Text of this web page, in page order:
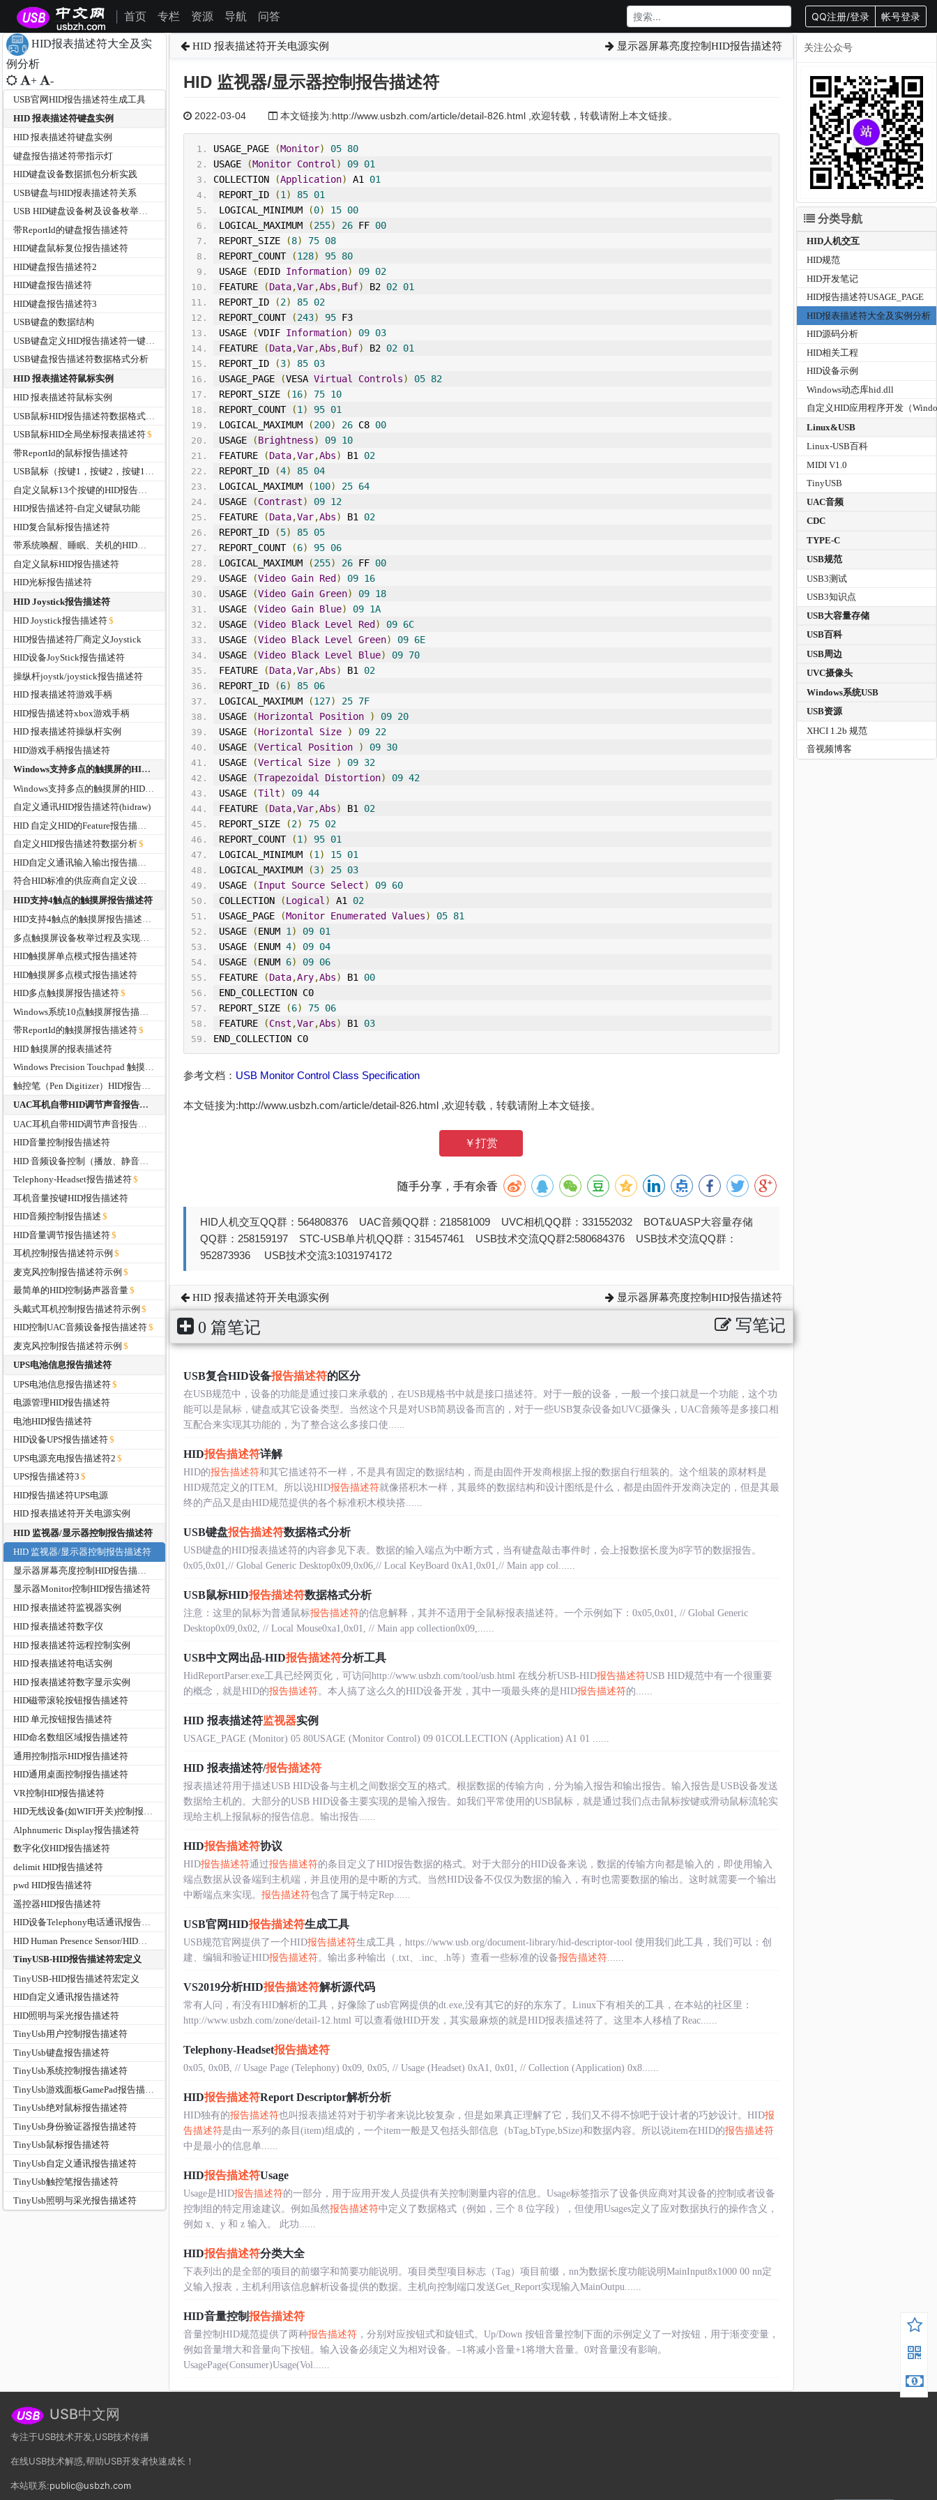
首页 专栏 资源 导航 问答 QQ注册/登录 帐号登录
HID报表描述符大全及实
例分析
+ -
USB官网HID报告描述符生成工具
HID 报表描述符键盘实例
HID 报表描述符键盘实例
键盘报告描述符带指示灯
HID键盘设备数据抓包分析实践
USB键盘与HID报表描述符关系
USB HID键盘设备树及设备枚举过程分析
带ReportId的键盘报告描述符
HID键盘鼠标复位报告描述符
HID键盘报告描述符2
HID键盘报告描述符
HID键盘报告描述符3
USB键盘的数据结构
USB键盘报告描述符数据格式分析
HID 报表描述符鼠标实例
HID 报表描述符鼠标实例
USB鼠标HID全局坐标报表描述符
带ReportId的鼠标报告描述符
USB鼠标（按键1，按键2，按键12）HID报告描术符
HID报告描述符-自定义键鼠功能
HID复合鼠标报告描述符
带系统唤醒、睡眠、关机的HID鼠标报告描述符
自定义鼠标HID报告描述符
HID光标报告描述符
HID Joystick报告描述符
HID Joystick报告描述符
HID报告描述符厂商定义Joystick
HID设备JoyStick报告描述符
操纵杆joystk/joystick报告描述符
HID 报表描述符游戏手柄
HID报告描述符xbox游戏手柄
HID 报表描述符操纵杆实例
HID游戏手柄报告描述符
Windows支持多点的触摸屏的HID报告描述符
自定义通讯HID报告描述符(hidraw)
自定义HID报告描述符数据分析
符合HID标准的供应商自定义设备HID报告描述符
HID支持4触点的触摸屏报告描述符
HID支持4触点的触摸屏报告描述符
HID触摸屏单点模式报告描述符
HID触摸屏多点模式报告描述符
HID多点触摸屏报告描述符
带ReportId的触摸屏报告描述符
HID 触摸屏的报表描述符
Windows Precision Touchpad 触摸板报告描述符
UAC耳机自带HID调节声音报告描述符
HID音量控制报告描述符
Telephony-Headset报告描述符
耳机音量按键HID报告描述符
HID音频控制报告描述
HID音量调节报告描述符
耳机控制报告描述符示例
麦克风控制报告描述符示例
最简单的HID控制扬声器音量
头戴式耳机控制报告描述符示例
HID控制UAC音频设备报告描述符
麦克风控制报告描述符示例
UPS电池信息报告描述符
UPS电池信息报告描述符
电源管理HID报告描述符
电池HID报告描述符
HID设备UPS报告描述符
UPS电源充电报告描述符2
UPS报告描述符3
HID报告描述符UPS电源
HID 报表描述符开关电源实例
HID 监视器/显示器控制报告描述符
HID 监视器/显示器控制报告描述符
显示器Monitor控制HID报告描述符
HID 报表描述符监视器实例
HID 报表描述符数字仪
HID 报表描述符远程控制实例
HID 报表描述符电话实例
HID 报表描述符数字显示实例
HID磁带滚轮按钮报告描述符
HID 单元按钮报告描述符
HID命名数组区域报告描述符
通用控制指示HID报告描述符
HID通用桌面控制报告描述符
VR控制HID报告描述符
HID无线设备(如WIFI开关)控制报告描述符
Alphnumeric Display报告描述符
数字化仪HID报告描述符
delimit HID报告描述符
pwd HID报告描述符
遥控器HID报告描述符
HID设备Telephony电话通讯报告描述符
TinyUSB-HID报告描述符宏定义
TinyUSB-HID报告描述符宏定义
HID自定义通讯报告描述符
HID照明与采光报告描述符
TinyUsb用户控制报告描述符
TinyUsb键盘报告描述符
TinyUsb系统控制报告描述符
TinyUsb绝对鼠标报告描述符
TinyUsb身份验证器报告描述符
TinyUsb鼠标报告描述符
TinyUsb自定义通讯报告描述符
TinyUsb触控笔报告描述符
TinyUsb照明与采光报告描述符
HID 报表描述符开关电源实例 显示器屏幕亮度控制HID报告描述符
HID 监视器/显示器控制报告描述符
2022-03-04 本文链接为:http://www.usbzh.com/article/detail-826.html ,欢迎转载，转载请附上本文链接。
USAGE_PAGE (Monitor) 05 80
USAGE
(Monitor Control ) 09 01
COLLECTION
(Application) A1 01
REPORT_ID
(1 ) 85 01
LOGICAL_MINIMUM (0) 15 00
LOGICAL_MAXIMUM
(255) 26 FF 00
REPORT_SIZE
(8) 75 08
REPORT_COUNT
(128) 95 80
USAGE
(EDID Information) 09 02
FEATURE
(Data,Var,Abs ,Buf) B2 02 01
REPORT_ID
(2) 85 02
REPORT_COUNT
(243) 95 F3
USAGE
(VDIF Information) 09 03
FEATURE
(Data,Var,Abs ,Buf) B2 02 01
REPORT_ID
(3) 85 03
USAGE_PAGE
(VESA Virtual Controls) 05 82
REPORT_SIZE
(16) 75 10
REPORT_COUNT
(1 ) 95 01
LOGICAL_MAXIMUM
(200) 26 C8 00
USAGE
(Brightness) 09 10
FEATURE
(Data,Var,Abs) B1 02
REPORT_ID
(4) 85 04
LOGICAL_MAXIMUM
(100) 25 64
USAGE
(Contrast) 09 12
FEATURE
(Data,Var,Abs) B1 02
REPORT_ID
(5) 85 05
REPORT_COUNT
(6) 95 06
LOGICAL_MAXIMUM
(255) 26 FF 00
USAGE
(Video Gain Red ) 09 16
USAGE
(Video Gain Green) 09 18
USAGE
(Video Gain Blue) 09 1A
USAGE
(Video Black Level Red ) 09 6C
USAGE
(Video Black Level Green) 09 6E
USAGE
(Video Black Level Blue) 09 70
FEATURE
(Data,Var,Abs) B1 02
REPORT_ID
(6) 85 06
LOGICAL_MAXIMUM
(127) 25 7F
USAGE
(Horizontal Position ) 09 20
USAGE
(Horizontal Size ) 09 22
USAGE
(Vertical Position ) 09 30
USAGE
(Vertical Size ) 09 32
USAGE
(Trapezoidal Distortion) 09 42
USAGE
(Tilt) 09 44
FEATURE
(Data,Var,Abs) B1 02
REPORT_SIZE
(2) 75 02
REPORT_COUNT
(1 ) 95 01
LOGICAL_MINIMUM (1 ) 15 01
LOGICAL_MAXIMUM
(3) 25 03
USAGE
(Input Source Select) 09 60
COLLECTION
(Logical ) A1 02
USAGE_PAGE
(Monitor Enumerated Values) 05 81
USAGE
(ENUM 1 ) 09 01
USAGE
(ENUM 4) 09 04
USAGE
(ENUM 6) 09 06
FEATURE
(Data,Ary,Abs) B1 00
END_COLLECTION C0
REPORT_SIZE
(6) 75 06
FEATURE
(Cnst ,Var,Abs) B1 03
END_COLLECTION C0
参考文档： USB Monitor Control Class Specification
本文链接为:http://www.usbzh.com/article/detail-826.html ,欢迎转载，转载请附上本文链接。
￥打赏
随手分享，手有余香
HID人机交互QQ群：564808376 UAC音频QQ群：218581009 UVC相机QQ群：331552032 BOT&UASP大容量存储
QQ群：258159197 STC-USB单片机QQ群：315457461 USB技术交流QQ群2:580684376 USB技术交流QQ群：
952873936 USB技术交流3:1031974172
HID 报表描述符开关电源实例 显示器屏幕亮度控制HID报告描述符
0 篇笔记 写笔记
USB复合HID设备报告描述符的区分
在USB规范中，设备的功能是通过接口来承载的，在USB规格书中就是接口描述符。对于一般的设备，一般一个接口就是一个功能，这个功
能可以是鼠标，键盘或其它设备类型。当然这个只是对USB简易设备而言的，对于一些USB复杂设备如UVC摄像头，UAC音频等是多接口相
互配合来实现其功能的，为了整合这么多接口使......
HID报告描述符详解
HID的报告描述符和其它描述符不一样，不是具有固定的数据结构，而是由固件开发商根据上报的数据自行组装的。这个组装的原材料是
HID规范定义的ITEM。所以说HID报告描述符就像搭积木一样，其最终的数据结构和设计图纸是什么，都是由固件开发商决定的，但是其最
终的产品又是由HID规范提供的各个标准积木模块搭......
USB键盘报告描述符数据格式分析
USB键盘的HID报表描述符的内容参见下表。数据的输入端点为中断方式，当有键盘敲击事件时，会上报数据长度为8字节的数据报告。
0x05,0x01,// Global Generic Desktop0x09,0x06,// Local KeyBoard 0xA1,0x01,// Main app col......
USB鼠标HID报告描述符数据格式分析
注意：这里的鼠标为普通鼠标报告描述符的信息解释，其并不适用于全鼠标报表描述符。一个示例如下：0x05,0x01, // Global Generic
Desktop0x09,0x02, // Local Mouse0xa1,0x01, // Main app collection0x09,......
USB中文网出品-HID报告描述符分析工具
HidReportParser.exe工具已经网页化，可访问http://www.usbzh.com/tool/usb.html 在线分析USB-HID报告描述符USB HID规范中有一个很重要
的概念，就是HID的报告描述符。本人搞了这么久的HID设备开发，其中一项最头疼的是HID报告描述符的......
HID 报表描述符监视器实例
USAGE_PAGE (Monitor) 05 80USAGE (Monitor Control) 09 01COLLECTION (Application) A1 01 ......
HID 报表描述符/报告描述符
报表描述符用于描述USB HID设备与主机之间数据交互的格式。根据数据的传输方向，分为输入报告和输出报告。输入报告是USB设备发送
数据给主机的。大部分的USB HID设备主要实现的是输入报告。如我们平常使用的USB鼠标，就是通过我们点击鼠标按键或滑动鼠标流轮实
现给主机上报鼠标的报告信息。输出报告......
HID报告描述符协议
HID报告描述符通过报告描述符的条目定义了HID报告数据的格式。对于大部分的HID设备来说，数据的传输方向都是输入的，即使用输入
端点数据从设备端到主机端，并且使用的是中断的方式。当然HID设备不仅仅为数据的输入，有时也需要数据的输出。这时就需要一个输出
中断端点来实现。 报告描述符包含了属于特定Rep......
USB官网HID报告描述符生成工具
USB规范官网提供了一个HID报告描述符生成工具，https://www.usb.org/document-library/hid-descriptor-tool 使用我们此工具，我们可以：创
建、编辑和验证HID报告描述符。输出多种输出（.txt、.inc、.h等）查看一些标准的设备报告描述符......
VS2019分析HID报告描述符解析源代码
常有人问，有没有HID解析的工具，好像除了usb官网提供的dt.exe,没有其它的好的东东了。Linux下有相关的工具，在本站的社区里：
http://www.usbzh.com/zone/detail-12.html 可以查看做HID开发，其实最麻烦的就是HID报表描述符了。这里本人移植了Reac......
Telephony-Headset报告描述符
0x05, 0x0B, // Usage Page (Telephony) 0x09, 0x05, // Usage (Headset) 0xA1, 0x01, // Collection (Application) 0x8......
HID报告描述符Report Descriptor解析分析
HID独有的报告描述符也叫报表描述符对于初学者来说比较复杂，但是如果真正理解了它，我们又不得不惊吧于设计者的巧妙设计。HID报
告描述符是由一系列的条目(item)组成的，一个item一般是又包括头部信息（bTag,bType,bSize)和数据内容。所以说item在HID的报告描述符
中是最小的信息单......
HID报告描述符Usage
Usage是HID报告描述符的一部分，用于应用开发人员提供有关控制测量内容的信息。Usage标签指示了设备供应商对其设备的控制或者设备
控制组的特定用途建议。例如虽然报告描述符中定义了数据格式（例如，三个 8 位字段），但使用Usages定义了应对数据执行的操作含义，
例如 x、y 和 z 输入。 此功......
HID报告描述符分类大全
下表列出的是全部的项目的前缀字和简要功能说明。项目类型项目标志（Tag）项目前缀，nn为数据长度功能说明MainInput8x1000 00 nn定
义输入报表，主机利用该信息解析设备提供的数据。主机向控制端口发送Get_Report实现输入MainOutpu......
HID音量控制报告描述符
音量控制HID规范提供了两种报告描述符，分别对应按钮式和旋钮式。Up/Down 按钮音量控制下面的示例定义了一对按钮，用于渐变变量，
例如音量增大和音量向下按钮。输入设备必须定义为相对设备。–1将减小音量+1将增大音量。0对音量没有影响。
UsagePage(Consumer)Usage(Vol......
关注公众号
分类导航
HID人机交互
HID规范
HID开发笔记
HID报告描述符USAGE_PAGE
HID报表描述符大全及实例分析
HID源码分析
HID相关工程
HID设备示例
Windows动态库hid.dll
自定义HID应用程序开发（
Linux&USB
Linux-USB百科
MIDI V1.0
TinyUSB
UAC音频
CDC
TYPE-C
USB规范
USB3测试
USB3知识点
USB大容量存储
USB百科
USB周边
UVC摄像头
Windows系统USB
USB资源
XHCI 1.2b 规范
音视频博客
USB中文网
专注于USB技术开发,USB技术传播
在线USB技术解惑,帮助USB开发者快速成长！
本站联系:public@usbzh.com